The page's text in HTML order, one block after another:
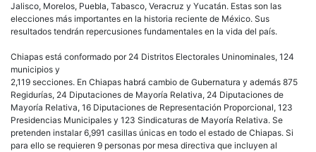
Jalisco, Morelos, Puebla, Tabasco, Veracruz y Yucatán. Estas son las
elecciones más importantes en la historia reciente de México. Sus
resultados tendrán repercusiones fundamentales en la vida del país.
Chiapas está conformado por 24 Distritos Electorales Uninominales, 124
municipios y
2,119 secciones. En Chiapas habrá cambio de Gubernatura y además 875
Regidurías, 24 Diputaciones de Mayoría Relativa, 24 Diputaciones de
Mayoría Relativa, 16 Diputaciones de Representación Proporcional, 123
Presidencias Municipales y 123 Sindicaturas de Mayoría Relativa. Se
pretenden instalar 6,991 casillas únicas en todo el estado de Chiapas. Si
para ello se requieren 9 personas por mesa directiva que incluyen al